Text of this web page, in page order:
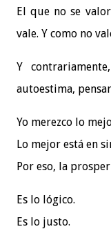
El que no se
vale. Y como no
Y
autoestima,
Yo merezco lo
Lo mejor está en
Por eso, la
Es lo lógico.
Es lo justo.